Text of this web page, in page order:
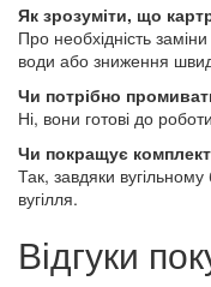
Як зрозуміти, що
Про необхідність
води або зниження
Чи потрібно
Ні, вони готові до
Чи покращує
Так, завдяки
вугілля.
Відгуки